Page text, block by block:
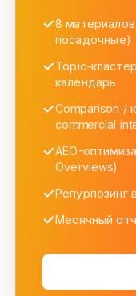
8
посадочные)
Topic-
календарь
Comparison /
commercial
AEO-
Overviews)
Репурпозинг
Месячный